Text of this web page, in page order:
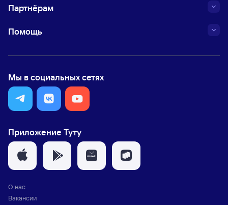
Партнёрам
Помощь
Мы в социальных сетях
Приложение Туту
О нас
Вакансии